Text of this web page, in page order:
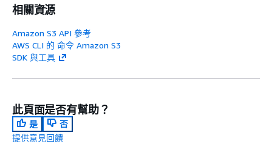
相關資源
Amazon S3 API 參考
AWS CLI 的 命令 Amazon S3
SDK 與工具
此頁面是否有幫助？
是
否
提供意見回饋